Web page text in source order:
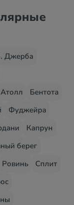
Джерба
Бентота
Фуджейра
Капрун
берег
Ровинь
Сплит